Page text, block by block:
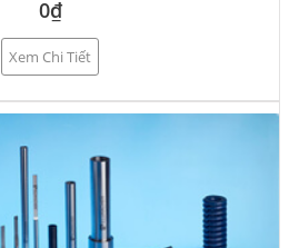
0₫
Xem Chi Tiết